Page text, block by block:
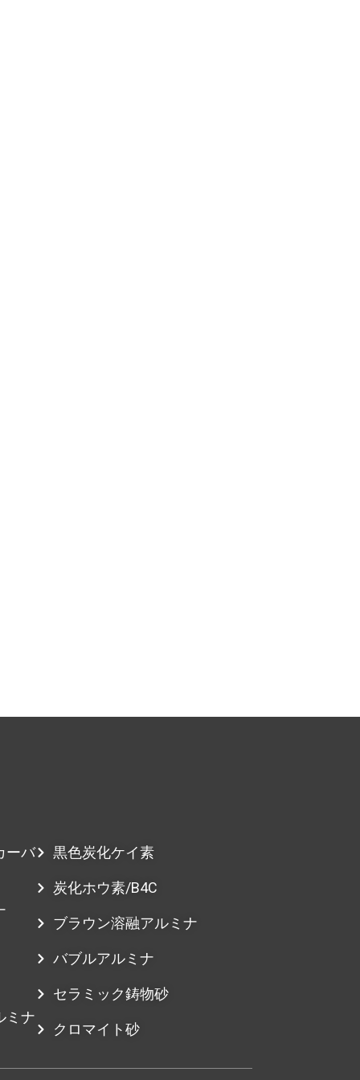
ーバ
ミナ
黒色炭化ケイ素
炭化ホウ素/B4C
ブラウン溶融アルミナ
バブルアルミナ
セラミック鋳物砂
クロマイト砂